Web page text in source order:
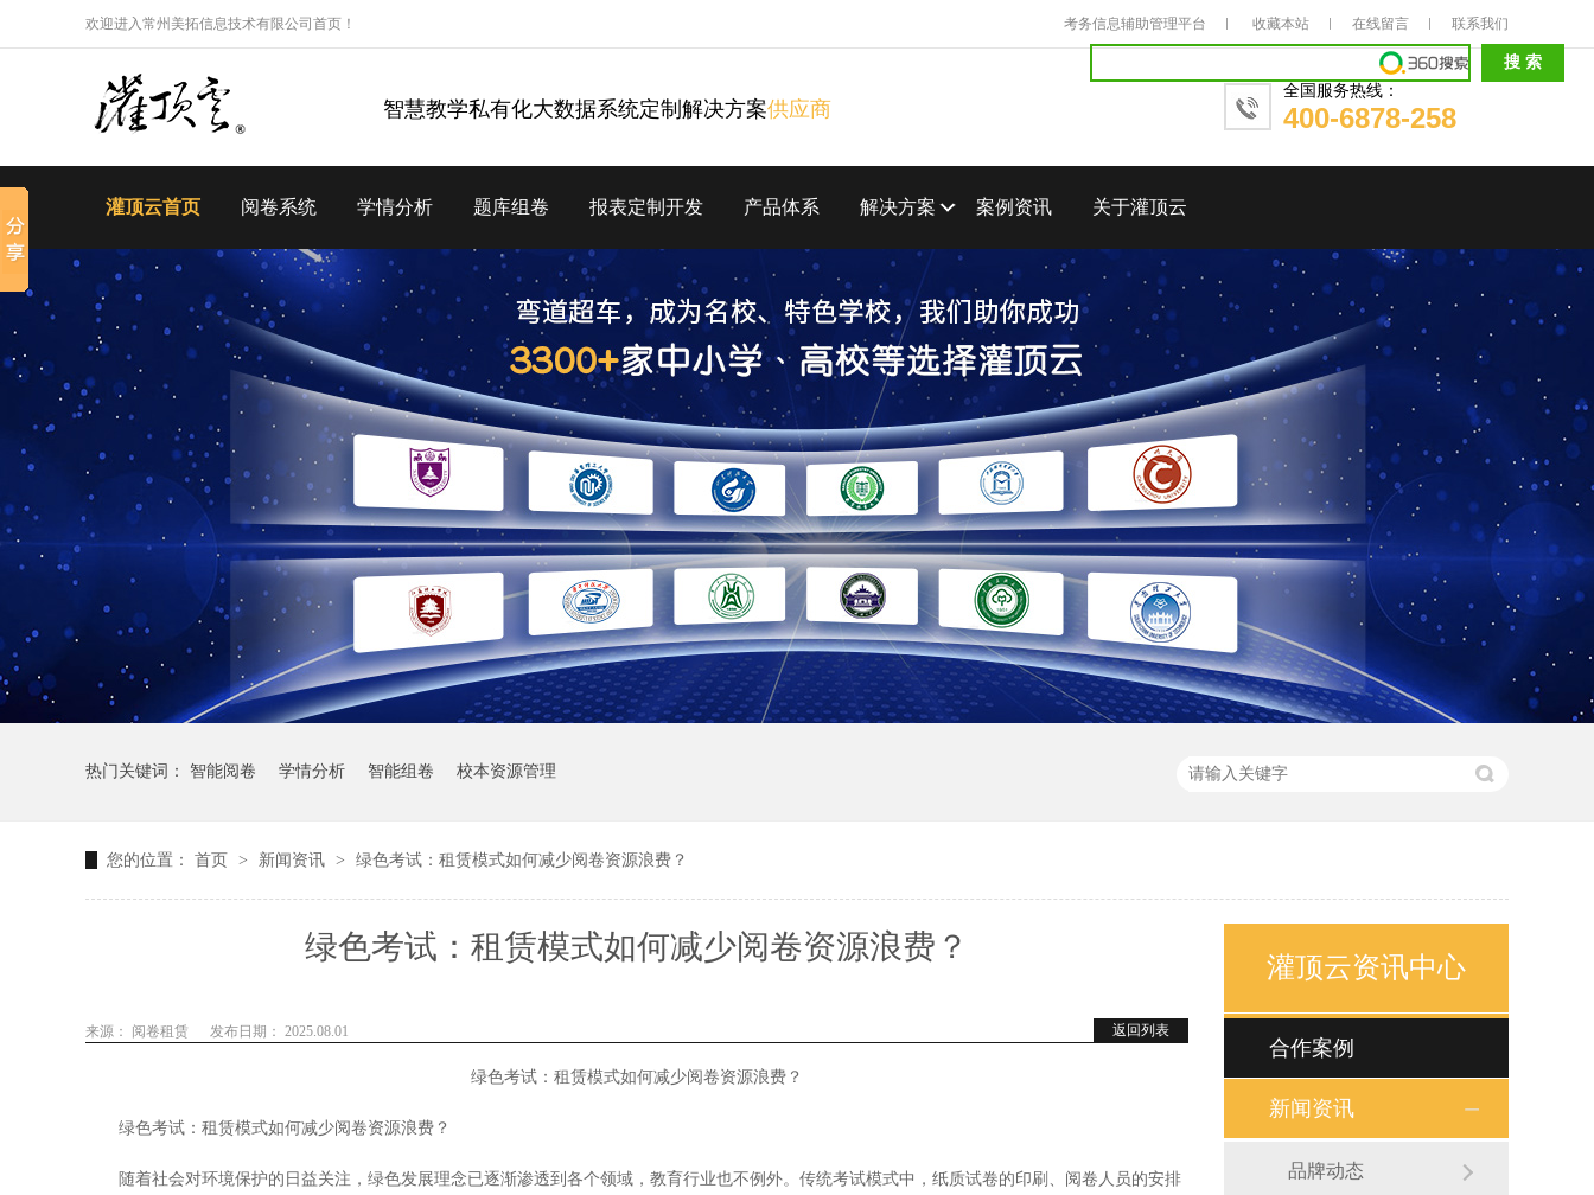
考务信息辅助管理平台 收藏本站 在线留言 联系我们
欢迎进入常州美拓信息技术有限公司首页！
智慧教学私有化大数据系统定制解决方案供应商
全国服务热线：
400-6878-258
灌顶云首页 阅卷系统 学情分析 题库组卷 报表定制开发 产品体系 解决方案 案例资讯 关于灌顶云
热门关键词： 智能阅卷 学情分析 智能组卷 校本资源管理
您的位置： 首页 > 新闻资讯 > 绿色考试：租赁模式如何减少阅卷资源浪费？
绿色考试：租赁模式如何减少阅卷资源浪费？
返回列表
来源： 阅卷租赁 发布日期： 2025.08.01
绿色考试：租赁模式如何减少阅卷资源浪费？
绿色考试：租赁模式如何减少阅卷资源浪费？
随着社会对环境保护的日益关注，绿色发展理念已逐渐渗透到各个领域，教育行业也不例外。传统考试模式中，纸质试卷的印刷、阅卷人员的安排
灌顶云资讯中心
合作案例
新闻资讯
品牌动态